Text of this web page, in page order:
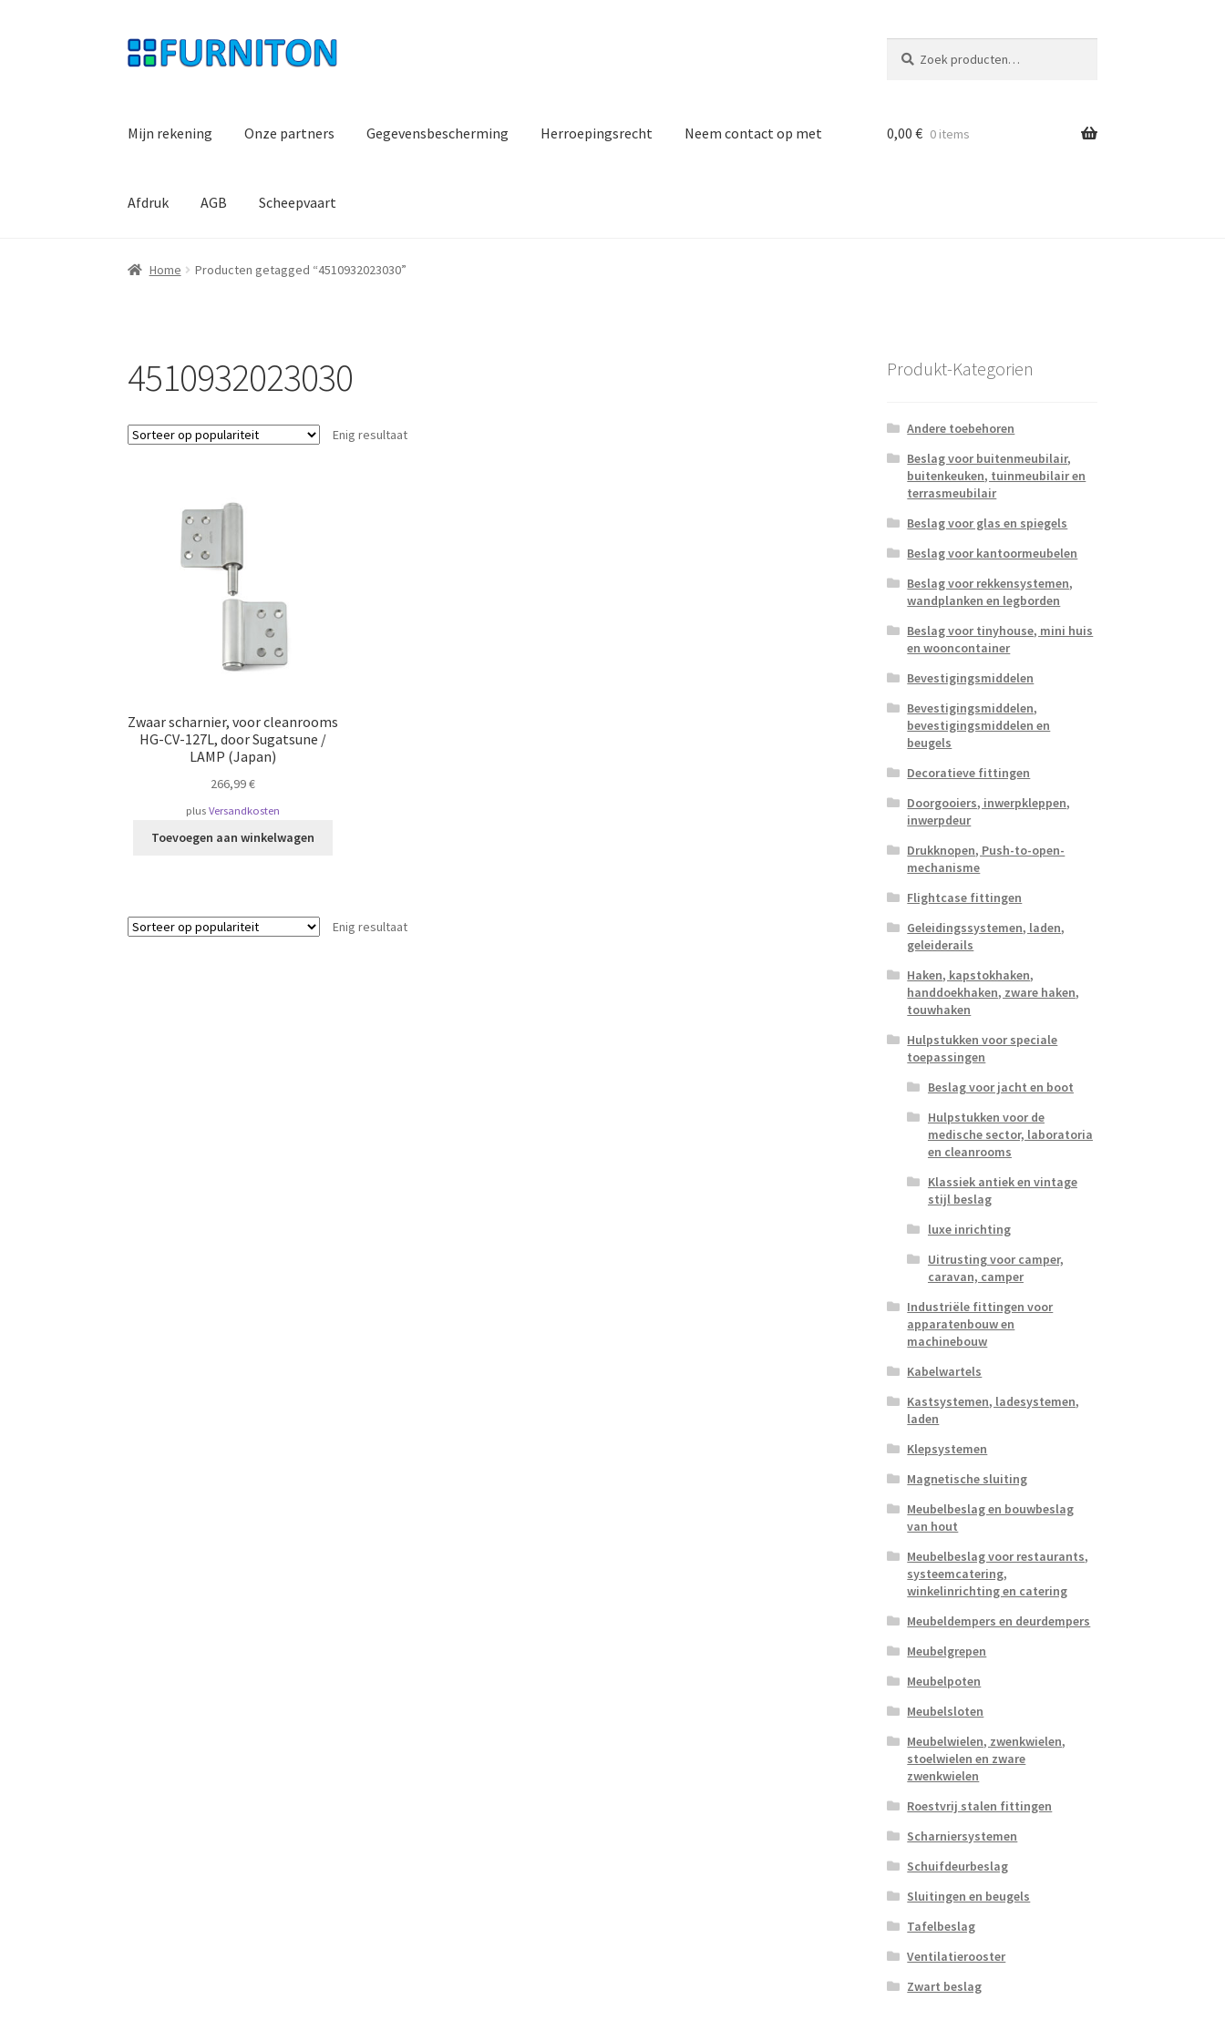
Ga
door
Ga
naar
naar:
Mijn rekening Onze partners Gegevensbescherming Herroepingsrecht Neem contact op met
Afdruk AGB Scheepvaart
0,00 € 0 items
Home Producten getagged “4510932023030”
4510932023030
Enig resultaat
Zwaar scharnier, voor cleanrooms
HG-CV-127L, door Sugatsune /
LAMP (Japan)
266,99€
plusVersandkosten
Toevoegen aan winkelwagen
Enig resultaat
Produkt-Kategorien
Andere toebehoren
Beslag voor buitenmeubilair,
buitenkeuken, tuinmeubilair en
terrasmeubilair
Beslag voor glas en spiegels
Beslag voor kantoormeubelen
Beslag voor rekkensystemen,
wandplanken en legborden
Beslag voor tinyhouse, mini huis
en wooncontainer
Bevestigingsmiddelen
Bevestigingsmiddelen,
bevestigingsmiddelen en
beugels
Decoratieve fittingen
Doorgooiers, inwerpkleppen,
inwerpdeur
Drukknopen, Push-to-open-
mechanisme
Flightcase fittingen
Geleidingssystemen, laden,
geleiderails
Haken, kapstokhaken,
handdoekhaken, zware haken,
touwhaken
Hulpstukken voor speciale
toepassingen
Beslag voor jacht en boot
Hulpstukken voor de
medische sector, laboratoria
en cleanrooms
Klassiek antiek en vintage
stijl beslag
luxe inrichting
Uitrusting voor camper,
caravan, camper
Industriële fittingen voor
apparatenbouw en
machinebouw
Kabelwartels
Kastsystemen, ladesystemen,
laden
Klepsystemen
Magnetische sluiting
Meubelbeslag en bouwbeslag
van hout
Meubelbeslag voor restaurants,
systeemcatering,
winkelinrichting en catering
Meubeldempers en deurdempers
Meubelgrepen
Meubelpoten
Meubelsloten
Meubelwielen, zwenkwielen,
stoelwielen en zware
zwenkwielen
Roestvrij stalen fittingen
Scharniersystemen
Schuifdeurbeslag
Sluitingen en beugels
Tafelbeslag
Ventilatierooster
Zwart beslag